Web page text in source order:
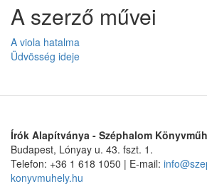
A szerző művei
A viola hatalma
Üdvösség ideje
Írók Alapítványa - Széphalom
Budapest, Lónyay u. 43. fszt. 1.
Telefon: +36 1 618 1050 | E-mail:
konyvmuhely.hu